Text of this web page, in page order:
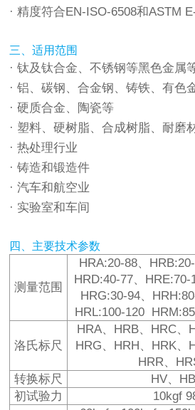
· 精度符合EN-ISO-6508和ASTM
三、适用范围
· 钛及钛合金、不锈钢等黑色金属
· 铝、碳钢、合金钢、铸铁、有色
· 硬质合金、陶瓷等
· 塑料、硬树脂、合成树脂、耐磨
· 热处理行业
· 铸造和锻造件
· 汽车和航空业
· 实验室和车间
四、主要技术参数
测量范围
HRA:20-88、
HRD:40-77、HRE:70-
HRG:30-94、
HRL:100-120
洛氏标尺
HRA、HRB、HRC、
HRG、HRH、HRK、
HRR、
转换标尺
HV、
初试验力
10kgf